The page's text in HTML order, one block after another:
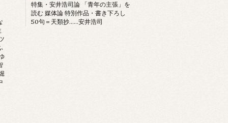
特集・安井浩司論 「青年の主張」を
読む 媒体論 特別作品・書き下ろし
50句＝天類抄……安井浩司